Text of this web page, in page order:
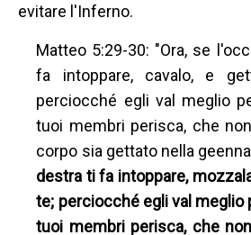
evitare l'Inferno.
Matteo 5:29-30: "Ora, se
fa intoppare, cavalo, e
perciocché egli val meglio
tuoi membri perisca, che
corpo sia gettato nella
destra ti fa intoppare,
te; perciocché egli val meglio
tuoi membri perisca, che